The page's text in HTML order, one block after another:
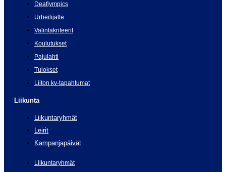
Deaflympics
Urheilijalle
Valintakriteerit
Koulutukset
Pajulahti
Tulokset
Liiton kv-tapahtumat
Liikunta
Liikuntaryhmät
Leirit
Kampanjapäivät
Liikuntaryhmät